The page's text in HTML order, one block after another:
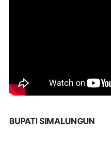
BUPATI SIMALUNGUN